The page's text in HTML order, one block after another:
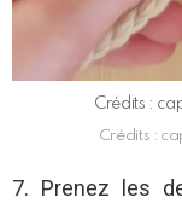
Crédits :
Crédits :
7. Prenez les